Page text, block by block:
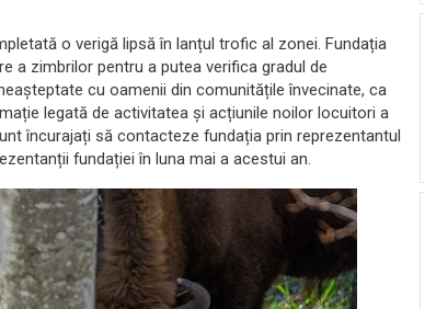
o verigă lipsă în lanțul trofic al zonei. Fundația
a zimbrilor pentru a putea verifica gradul de
cu oamenii din comunitățile învecinate, ca
legată de activitatea și acțiunile noilor locuitori a
încurajați să contacteze fundația prin reprezentantul
fundației în luna mai a acestui an.